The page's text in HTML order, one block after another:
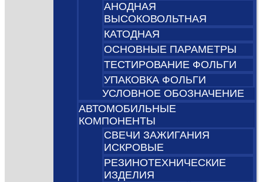
АНОДНАЯ
ВЫСОКОВОЛЬТНАЯ
КАТОДНАЯ
ОСНОВНЫЕ ПАРАМЕТРЫ
ТЕСТИРОВАНИЕ ФОЛЬГИ
УПАКОВКА ФОЛЬГИ
УСЛОВНОЕ ОБОЗНАЧЕНИЕ
АВТОМОБИЛЬНЫЕ
КОМПОНЕНТЫ
СВЕЧИ ЗАЖИГАНИЯ
ИСКРОВЫЕ
РЕЗИНОТЕХНИЧЕСКИЕ
ИЗДЕЛИЯ